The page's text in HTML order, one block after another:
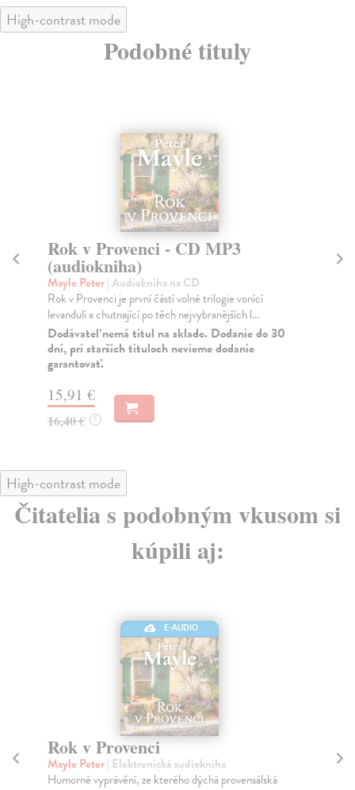
High-contrast mode
Podobné tituly
Rok v Provenci - CD MP3
(audiokniha)
Mayle Peter| Audiokniha na CD
Rok v Provenci je první částí volné trilogie vonící
levandulí a chutnající po těch nejvybranějších l...
Dodávateľ nemá titul na sklade. Dodanie do 30
dní, pri starších tituloch nevieme dodanie
garantovať.
15,91 €
16,40 € ?
High-contrast mode
Čitatelia s podobným vkusom si
kúpili aj:
E-AUDIO
Rok v Provenci
Mayle Peter| Elektronická audiokniha
Humorné vyprávění, ze kterého dýchá provensálská